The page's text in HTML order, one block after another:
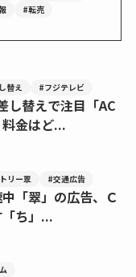
#転売
替え #フジテレビ
し替えで注目「AC
金はど...
リー翠 #交通広告
「翠」の広告、Ｃ
ち」...